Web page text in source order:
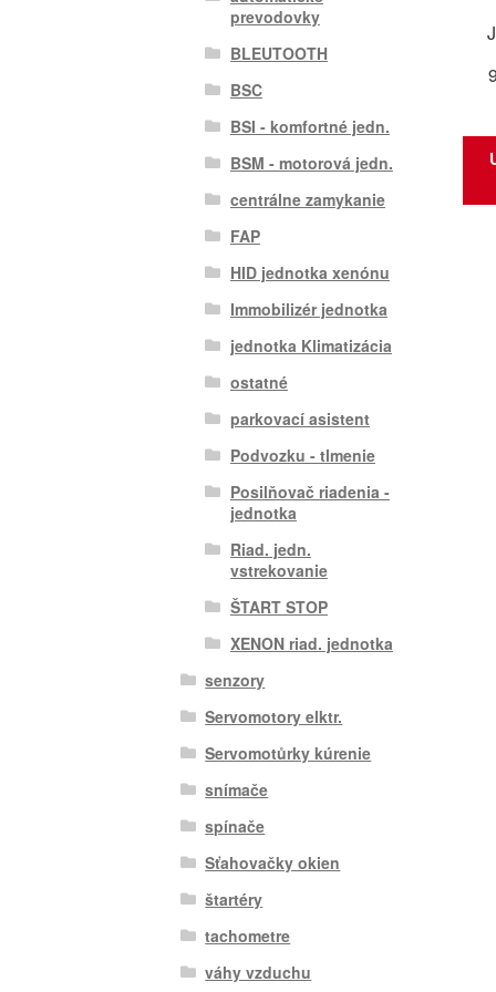
prevodovky
BLEUTOOTH
BSC
BSI - komfortné jedn.
BSM - motorová jedn.
centrálne zamykanie
FAP
HID jednotka xenónu
Immobilizér jednotka
jednotka Klimatizácia
ostatné
parkovací asistent
Podvozku - tlmenie
Posilňovač riadenia -
jednotka
Riad. jedn.
vstrekovanie
ŠTART STOP
XENON riad. jednotka
senzory
Servomotory elktr.
Servomotůrky kúrenie
snímače
spínače
Sťahovačky okien
štartéry
tachometre
váhy vzduchu